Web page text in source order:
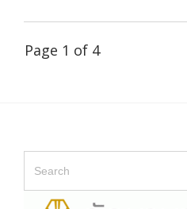
Page 1 of 4